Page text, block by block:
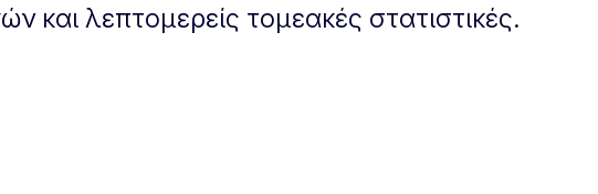
και λεπτομερείς τομεακές στατιστικές.